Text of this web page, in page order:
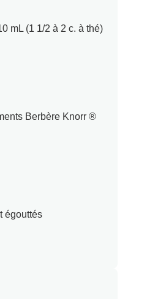
mL (1 1/2 à 2 c. à thé)
Berbère Knorr ®
égouttés